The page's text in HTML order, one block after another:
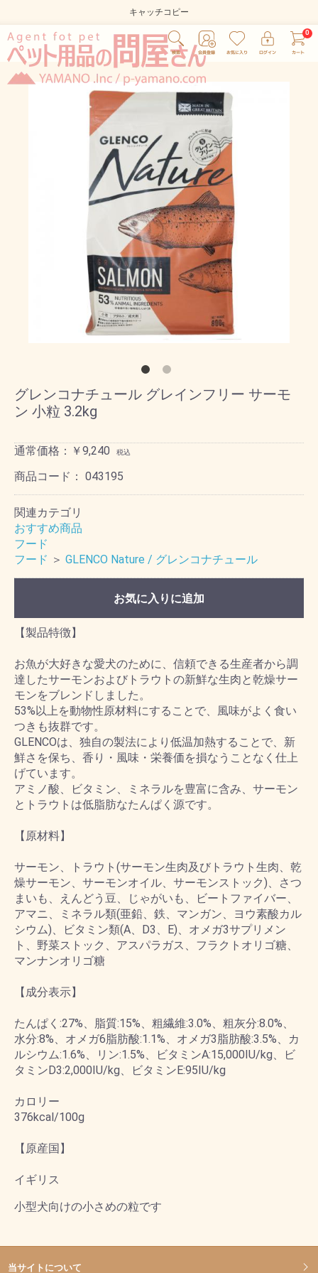
キャッチコピー
グレンコナチュール グレインフリー サーモ
ン 小粒 3.2kg
通常価格：￥9,240 税込
商品コード： 043195
関連カテゴリ
おすすめ商品
フード
フード ＞ GLENCO Nature / グレンコナチュール
お気に入りに追加
【製品特徴】
お魚が大好きな愛犬のために、信頼できる生産者から調
達したサーモンおよびトラウトの新鮮な生肉と乾燥サー
モンをブレンドしました。
53%以上を動物性原材料にすることで、風味がよく食い
つきも抜群です。
GLENCOは、独自の製法により低温加熱することで、新
鮮さを保ち、香り・風味・栄養価を損なうことなく仕上
げています。
アミノ酸、ビタミン、ミネラルを豊富に含み、サーモン
とトラウトは低脂肪なたんぱく源です。
【原材料】
サーモン、トラウト(サーモン生肉及びトラウト生肉、乾
燥サーモン、サーモンオイル、サーモンストック)、さつ
まいも、えんどう豆、じゃがいも、ビートファイバー、
アマニ、ミネラル類(亜鉛、鉄、マンガン、ヨウ素酸カル
シウム)、ビタミン類(A、D3、E)、オメガ3サプリメン
ト、野菜ストック、アスパラガス、フラクトオリゴ糖、
マンナンオリゴ糖
【成分表示】
たんぱく:27%、脂質:15%、粗繊維:3.0%、粗灰分:8.0%、
水分:8%、オメガ6脂肪酸:1.1%、オメガ3脂肪酸:3.5%、カ
ルシウム:1.6%、リン:1.5%、ビタミンA:15,000IU/kg、ビ
タミンD3:2,000IU/kg、ビタミンE:95IU/kg
カロリー
376kcal/100g
【原産国】
イギリス
小型犬向けの小さめの粒です
当サイトについて